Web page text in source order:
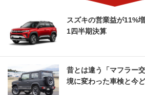
スズキの営業益が11%
1四半期決算
昔とは違う「マフラー
境に変わった車検と今